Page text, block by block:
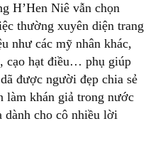
H’Hen Niê vẫn chọn
thường xuyên diện trang
như các mỹ nhân khác,
cạo hạt điều… phụ giúp
được người đẹp chia sẻ
làm khán giả trong nước
dành cho cô nhiều lời